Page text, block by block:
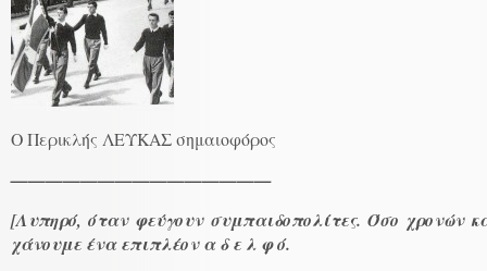
Ο Περικλής ΛΕΥΚΑΣ σημαιοφόρος
———————————————
[Λυπηρό, όταν φεύγουν συμπαιδοπολίτες. Όσο χρονών
χάνουμε ένα επιπλέον α δ ε λ φ ό.